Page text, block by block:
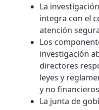
La
integra con el
atención
Los
investigación
directores
leyes y
y no
La junta de